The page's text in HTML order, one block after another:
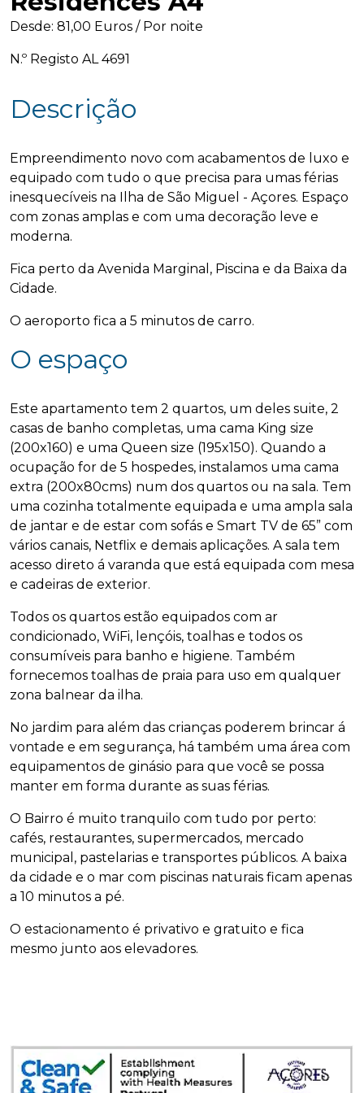
Desde: 81,00 Euros / Por noite
N.º Registo AL 4691
Descrição
Empreendimento novo com acabamentos de luxo e
equipado com tudo o que precisa para umas férias
inesquecíveis na Ilha de São Miguel - Açores. Espaço
com zonas amplas e com uma decoração leve e
moderna.
Fica perto da Avenida Marginal, Piscina e da Baixa da
Cidade.
O aeroporto fica a 5 minutos de carro.
O espaço
Este apartamento tem 2 quartos, um deles suite, 2
casas de banho completas, uma cama King size
(200x160) e uma Queen size (195x150). Quando a
ocupação for de 5 hospedes, instalamos uma cama
extra (200x80cms) num dos quartos ou na sala. Tem
uma cozinha totalmente equipada e uma ampla sala
de jantar e de estar com sofás e Smart TV de 65” com
vários canais, Netflix e demais aplicações. A sala tem
acesso direto á varanda que está equipada com mesa
e cadeiras de exterior.
Todos os quartos estão equipados com ar
condicionado, WiFi, lençóis, toalhas e todos os
consumíveis para banho e higiene. Também
fornecemos toalhas de praia para uso em qualquer
zona balnear da ilha.
No jardim para além das crianças poderem brincar á
vontade e em segurança, há também uma área com
equipamentos de ginásio para que você se possa
manter em forma durante as suas férias.
O Bairro é muito tranquilo com tudo por perto:
cafés, restaurantes, supermercados, mercado
municipal, pastelarias e transportes públicos. A baixa
da cidade e o mar com piscinas naturais ficam apenas
a 10 minutos a pé.
O estacionamento é privativo e gratuito e fica
mesmo junto aos elevadores.
say "English" to start.